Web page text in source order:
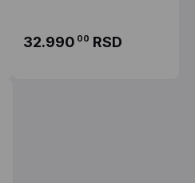
32.990 00 RSD